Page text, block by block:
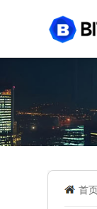
首页